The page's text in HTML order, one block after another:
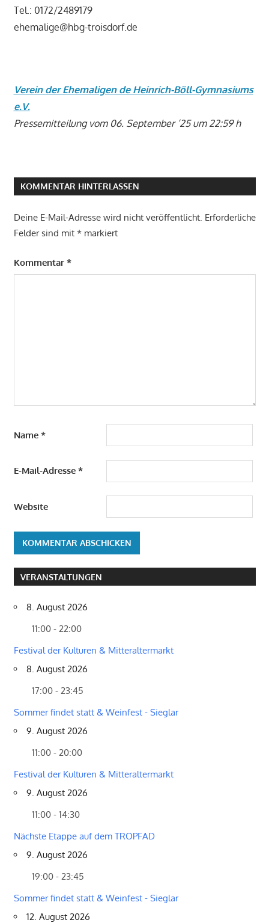
Tel.: 0172/2489179
ehemalige@hbg-troisdorf.de
Verein der Ehemaligen de Heinrich-Böll-Gymnasiums
e.V.
Pressemitteilung vom 06. September ’25 um 22:59 h
KOMMENTAR HINTERLASSEN
Deine E-Mail-Adresse wird nicht veröffentlicht. Erforderliche
Felder sind mit *markiert
Kommentar *
Name *
E-Mail-Adresse *
Website
VERANSTALTUNGEN
8. August 2026
11:00 - 22:00
Festival der Kulturen & Mitteraltermarkt
8. August 2026
17:00 - 23:45
Sommer findet statt & Weinfest - Sieglar
9. August 2026
11:00 - 20:00
Festival der Kulturen & Mitteraltermarkt
9. August 2026
11:00 - 14:30
Nächste Etappe auf dem TROPFAD
9. August 2026
19:00 - 23:45
Sommer findet statt & Weinfest - Sieglar
12. August 2026